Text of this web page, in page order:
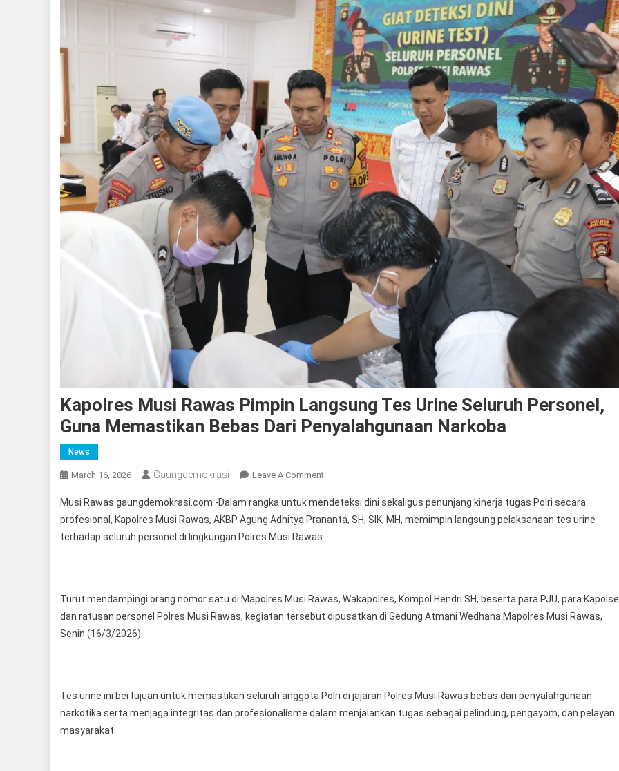
Kapolres Musi Rawas Pimpin Langsung Tes Urine Seluruh Personel,
Guna Memastikan Bebas Dari Penyalahgunaan Narkoba
News
March 16, 2026 Gaungdemokrasi Leave A CommentOn
Musi
Rawas
Pimpin
Seluruh
Personel,
Penyalahgunaan
Narkoba
Musi Rawas gaungdemokrasi.com -Dalam rangka untuk mendeteksi dini sekaligus penunjang kinerja tugas Polri secara
profesional, Kapolres Musi Rawas, AKBP Agung Adhitya Prananta, SH, SIK, MH, memimpin langsung pelaksanaan tes urine
terhadap seluruh personel di lingkungan Polres Musi Rawas.
Turut mendampingi orang nomor satu di Mapolres Musi Rawas, Wakapolres, Kompol Hendri SH, beserta para PJU, para
dan ratusan personel Polres Musi Rawas, kegiatan tersebut dipusatkan di Gedung Atmani Wedhana Mapolres Musi Rawas,
Senin (16/3/2026).
Tes urine ini bertujuan untuk memastikan seluruh anggota Polri di jajaran Polres Musi Rawas bebas dari penyalahgunaan
narkotika serta menjaga integritas dan profesionalisme dalam menjalankan tugas sebagai pelindung, pengayom, dan pelayan
masyarakat.